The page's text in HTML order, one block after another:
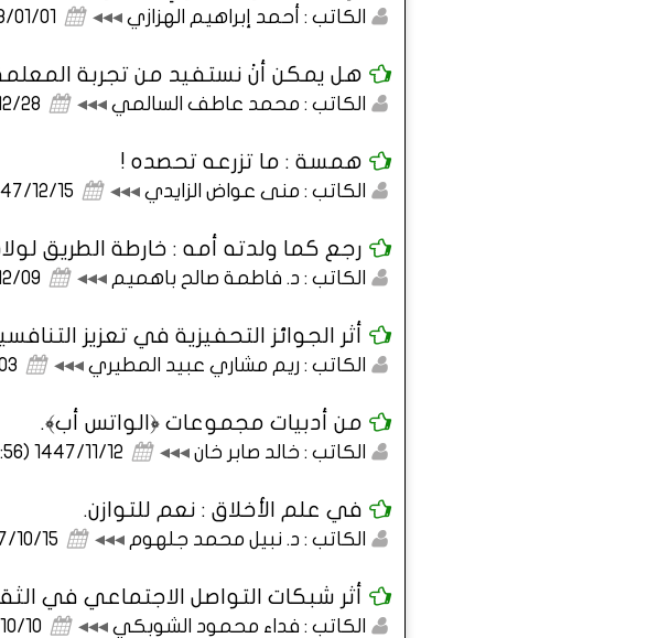
الكاتب : أحمد إبراهيم الهزازي ◂◂◂
1448/01/01
هل يمكن أنْ نستفيد من تجربة
الكاتب : محمد عاطف السالمي ◂◂◂
1447/12/
همسة : ما تزرعه تحصده !
الكاتب : منى عواض الزايدي ◂◂◂
1447/12/15 (02:25
رجع كما ولدته أمه : خارطة الطريق
الكاتب : د. فاطمة صالح باهميم ◂◂◂
1447/12/
أثر الجوائز التحفيزية في تعزيز
الكاتب : ريم مشاري عبيد المطيري ◂◂◂
من أدبيات مجموعات ﴿الواتس أب﴾.
الكاتب : خالد صابر خان ◂◂◂ 1447/11/12 (10:56 صباحاً)
في علم الأخلاق : نعم للتوازن.
الكاتب : د. نبيل محمد جلهوم ◂◂◂
1447/10/15
أثر شبكات التواصل الاجتماعي في
الكاتب : فداء محمود الشوبكي ◂◂◂
1447/10/